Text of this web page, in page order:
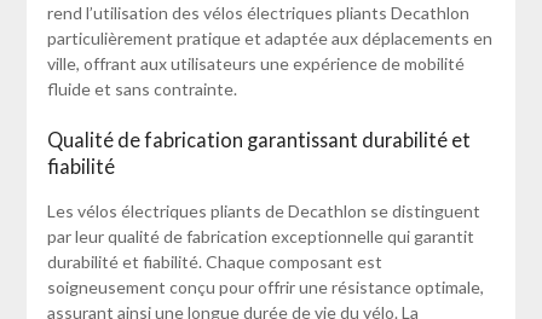
rend l’utilisation des vélos électriques pliants Decathlon
particulièrement pratique et adaptée aux déplacements en
ville, offrant aux utilisateurs une expérience de mobilité
fluide et sans contrainte.
Qualité de fabrication garantissant durabilité et
fiabilité
Les vélos électriques pliants de Decathlon se distinguent
par leur qualité de fabrication exceptionnelle qui garantit
durabilité et fiabilité. Chaque composant est
soigneusement conçu pour offrir une résistance optimale,
assurant ainsi une longue durée de vie du vélo. La